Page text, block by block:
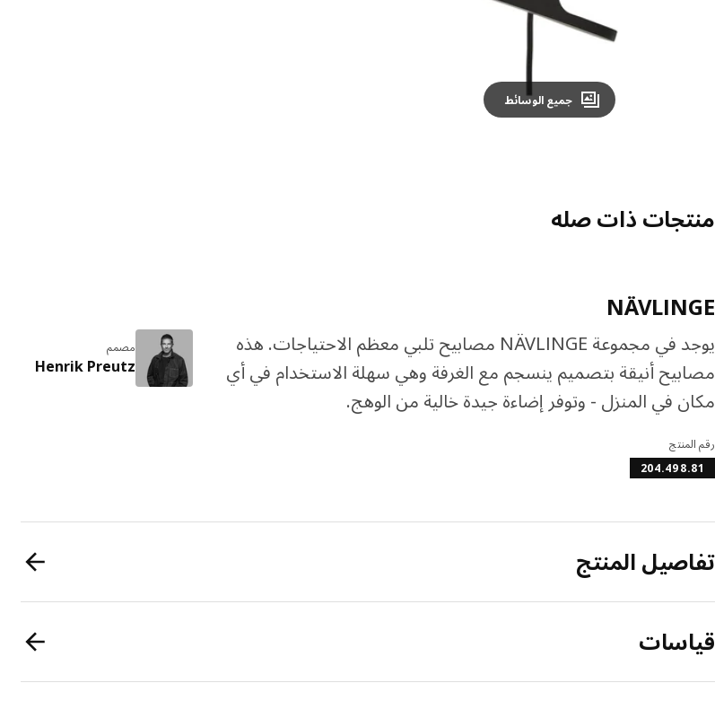
جميع الوسائط
منتجات ذات صله
NÄVLINGE
يوجد في مجموعة NÄVLINGE مصابيح تلبي معظم الاحتياجات. هذه
مصابيح أنيقة بتصميم ينسجم مع الغرفة وهي سهلة الاستخدام في أي
مكان في المنزل - وتوفر إضاءة جيدة خالية من الوهج.
مصمم
Henrik Preutz
رقم المنتج
204.498.81
تفاصيل المنتج
قياسات